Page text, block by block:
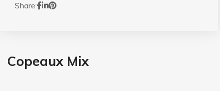
Share:
Copeaux Mix